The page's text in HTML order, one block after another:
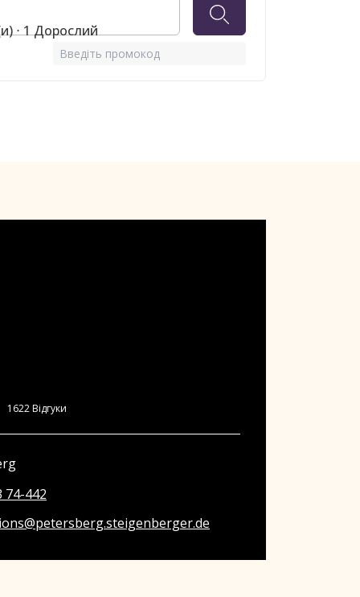
⋅ 1 Дорослий
Введіть промокод
1622Відгуки
74-442